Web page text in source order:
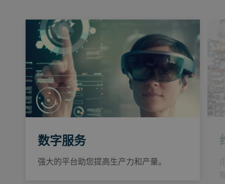
数字服务
强大的平台助您提高生产力和产量。